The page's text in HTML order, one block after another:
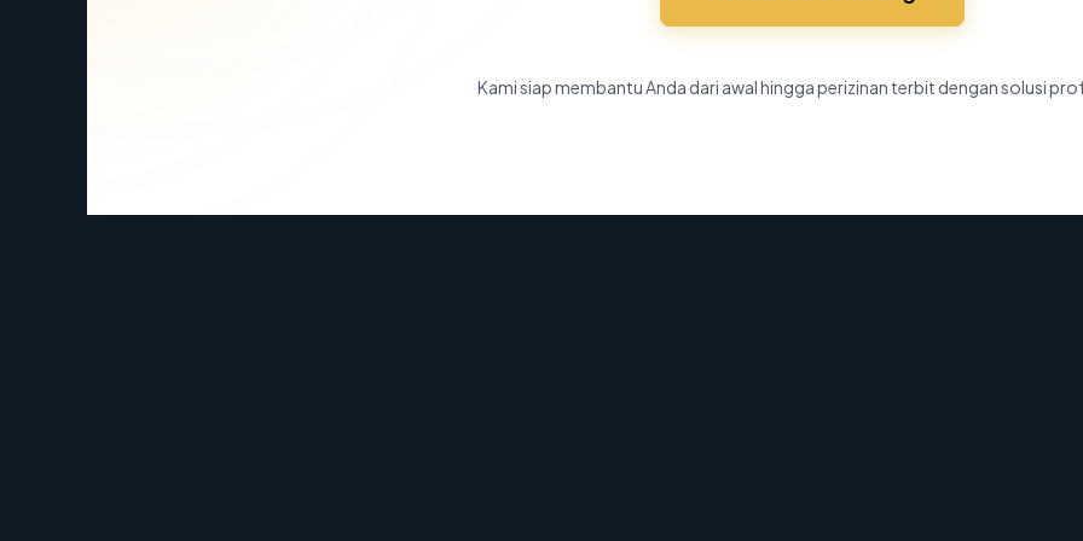
Kami siap membantu Anda dari awal hingga perizinan terbit dengan solusi